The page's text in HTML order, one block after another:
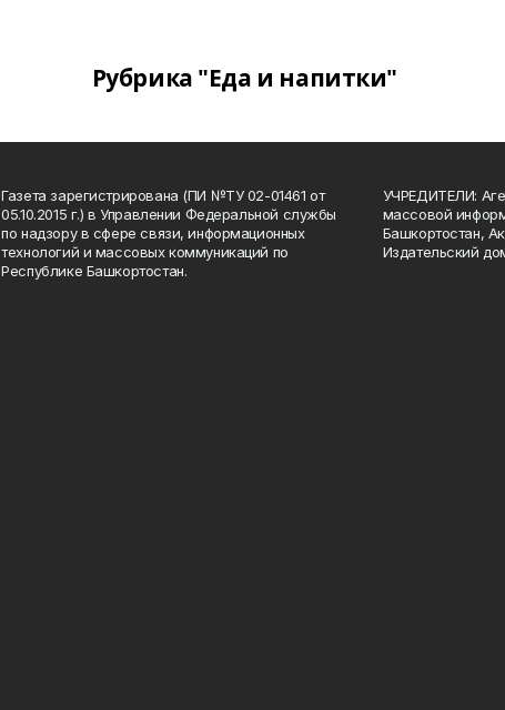
Рубрика "Еда и напитки"
Газета зарегистрирована (ПИ №ТУ 02-01461 от
05.10.2015 г.) в Управлении Федеральной службы
по надзору в сфере связи, информационных
технологий и массовых коммуникаций по
Республике Башкортостан.
УЧРЕДИТЕЛИ:
массовой
Башкортостан,
Издательский